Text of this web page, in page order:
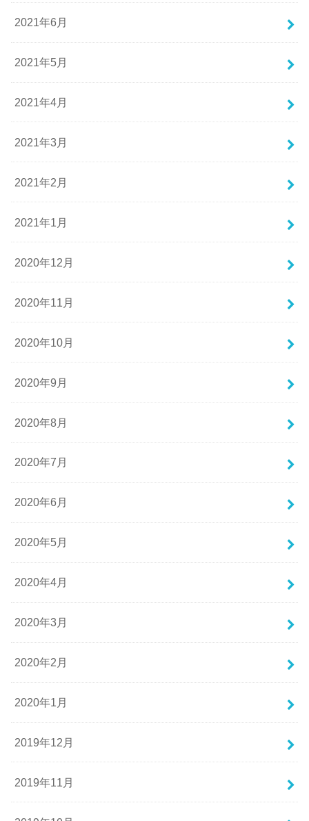
2021年6月
2021年5月
2021年4月
2021年3月
2021年2月
2021年1月
2020年12月
2020年11月
2020年10月
2020年9月
2020年8月
2020年7月
2020年6月
2020年5月
2020年4月
2020年3月
2020年2月
2020年1月
2019年12月
2019年11月